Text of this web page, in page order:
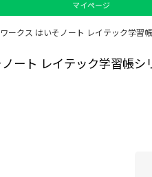
マイページ
ークス はいそノート レイテック学習
ート レイテック学習帳